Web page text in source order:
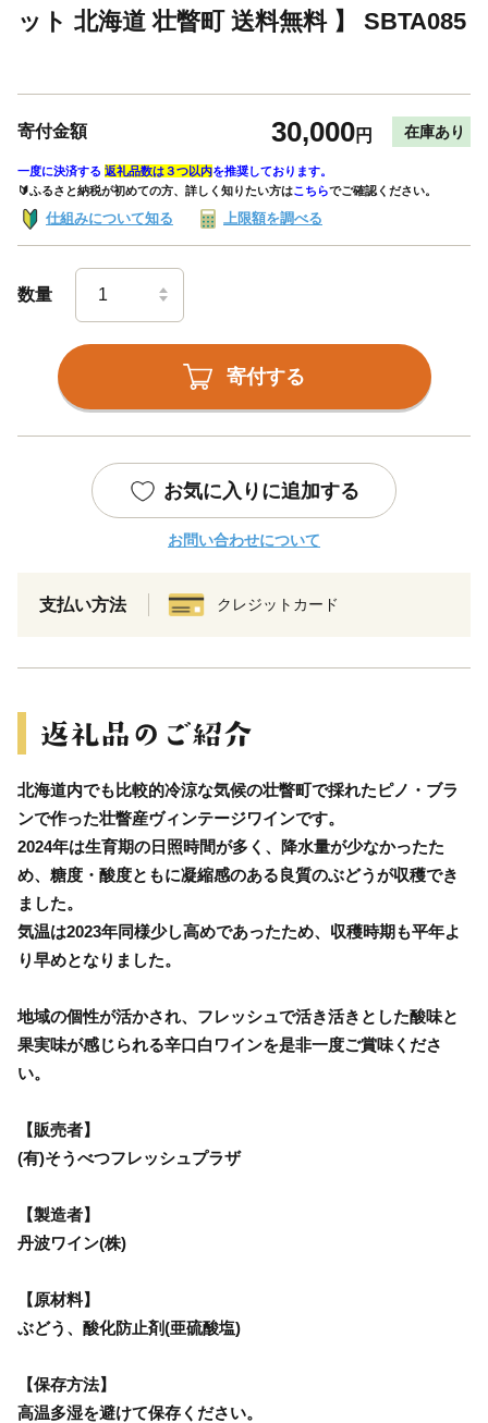
ット 北海道 壮瞥町 送料無料 】 SBTA085
寄付金額 30,000円 在庫あり
一度に決済する 返礼品数は３つ以内を推奨しております。
🔰ふるさと納税が初めての方、詳しく知りたい方はこちらでご確認ください。
仕組みについて知る 上限額を調べる
数量
寄付する
お気に入りに追加する
お問い合わせについて
支払い方法 クレジットカード
北海道内でも比較的冷涼な気候の壮瞥町で採れたピノ・ブラ
ンで作った壮瞥産ヴィンテージワインです。
2024年は生育期の日照時間が多く、降水量が少なかったた
め、糖度・酸度ともに凝縮感のある良質のぶどうが収穫でき
ました。
気温は2023年同様少し高めであったため、収穫時期も平年よ
り早めとなりました。
地域の個性が活かされ、フレッシュで活き活きとした酸味と
果実味が感じられる辛口白ワインを是非一度ご賞味くださ
い。
【販売者】
(有)そうべつフレッシュプラザ
【製造者】
丹波ワイン(株)
【原材料】
ぶどう、酸化防止剤(亜硫酸塩)
【保存方法】
高温多湿を避けて保存ください。